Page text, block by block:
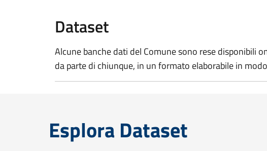
Dataset
Alcune banche dati del Comune sono rese disponibili
da parte di chiunque, in un formato elaborabile in
Esplora Dataset